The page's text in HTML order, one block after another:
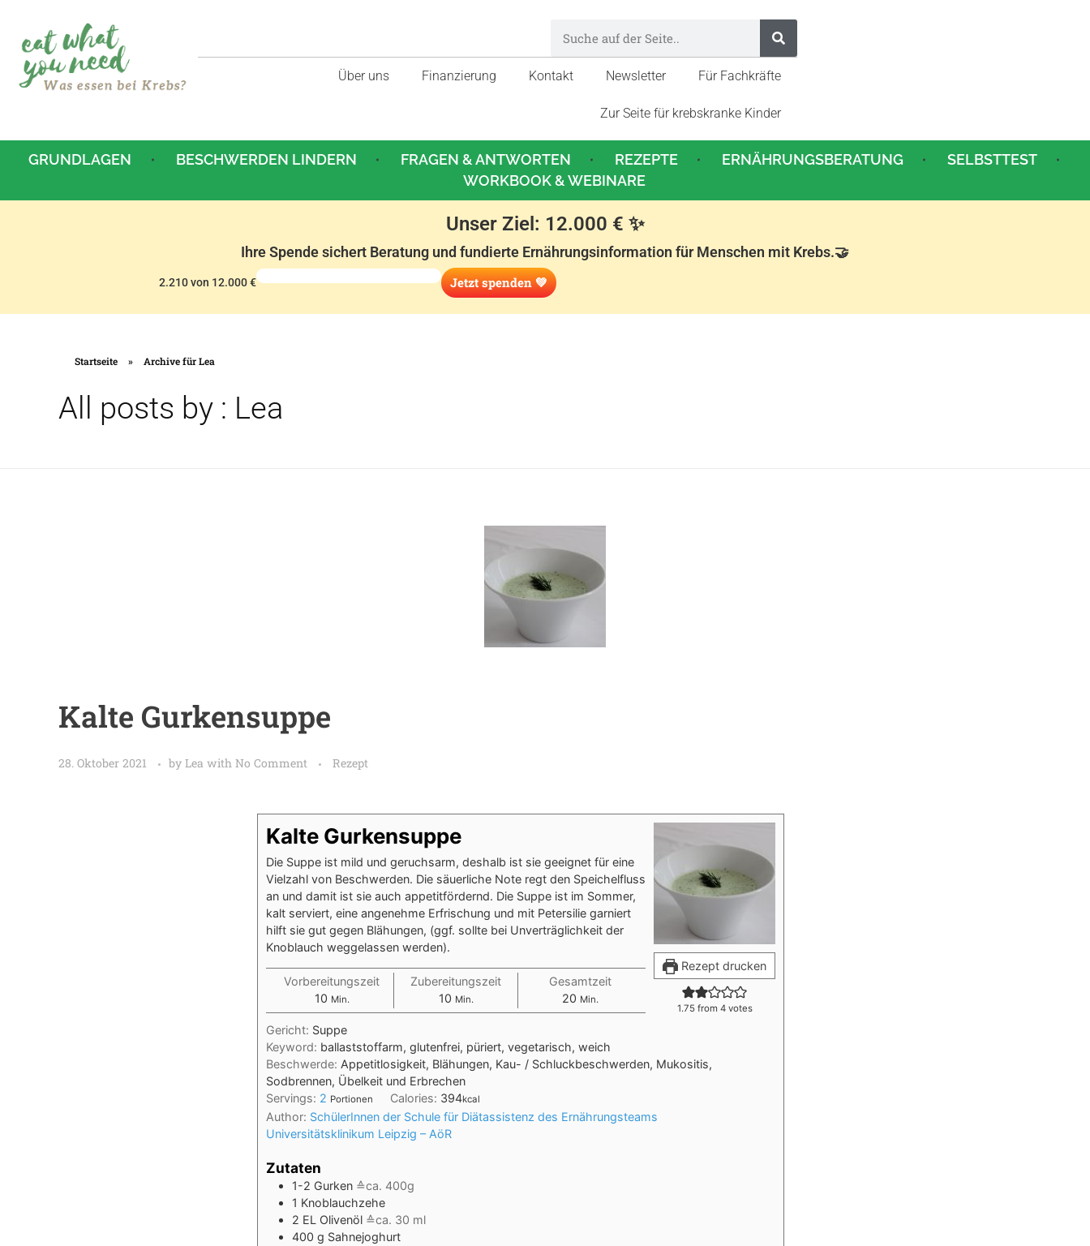
Über uns Finanzierung Kontakt Newsletter Für Fachkräfte
Zur Seite für krebskranke Kinder
GRUNDLAGEN BESCHWERDEN LINDERN FRAGEN & ANTWORTEN REZEPTE ERNÄHRUNGSBERATUNG
SELBSTTEST
WORKBOOK & WEBINARE
Unser Ziel: 12.000 € ✨
Ihre Spende sichert Beratung und fundierte Ernährungsinformation für Menschen mit Krebs.🤝
2.210 von 12.000 € Jetzt spenden 💚
Startseite » Archive für Lea
All posts by : Lea
Kalte Gurkensuppe
28. Oktober 2021 by Lea with No Comment Rezept
Rezept drucken
1.75from 4votes
Kalte Gurkensuppe
Die Suppe ist mild und geruchsarm, deshalb ist sie geeignet für eine
Vielzahl von Beschwerden. Die säuerliche Note regt den Speichelfluss
an und damit ist sie auch appetitfördernd. Die Suppe ist im Sommer,
kalt serviert, eine angenehme Erfrischung und mit Petersilie garniert
hilft sie gut gegen Blähungen, (ggf. sollte bei Unverträglichkeit der
Knoblauch weggelassen werden).
Vorbereitungszeit
10 Min.
Zubereitungszeit
10 Min.
Gesamtzeit
20 Min.
Gericht: Suppe
Keyword: ballaststoffarm, glutenfrei, püriert, vegetarisch, weich
Beschwerde: Appetitlosigkeit, Blähungen, Kau- / Schluckbeschwerden, Mukositis,
Sodbrennen, Übelkeit und Erbrechen
Servings: 2 Portionen Calories: 394kcal
Author: SchülerInnen der Schule für Diätassistenz des Ernährungsteams
Universitätsklinikum Leipzig – AöR
Zutaten
1-2 Gurken ≙ca. 400g
1 Knoblauchzehe
2 EL Olivenöl ≙ca. 30 ml
400 g Sahnejoghurt